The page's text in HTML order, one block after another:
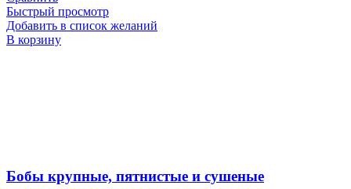
Быстрый просмотр
Добавить в список желаний
Количество
В корзину
Бобы крупные, пятнистые и сушеные